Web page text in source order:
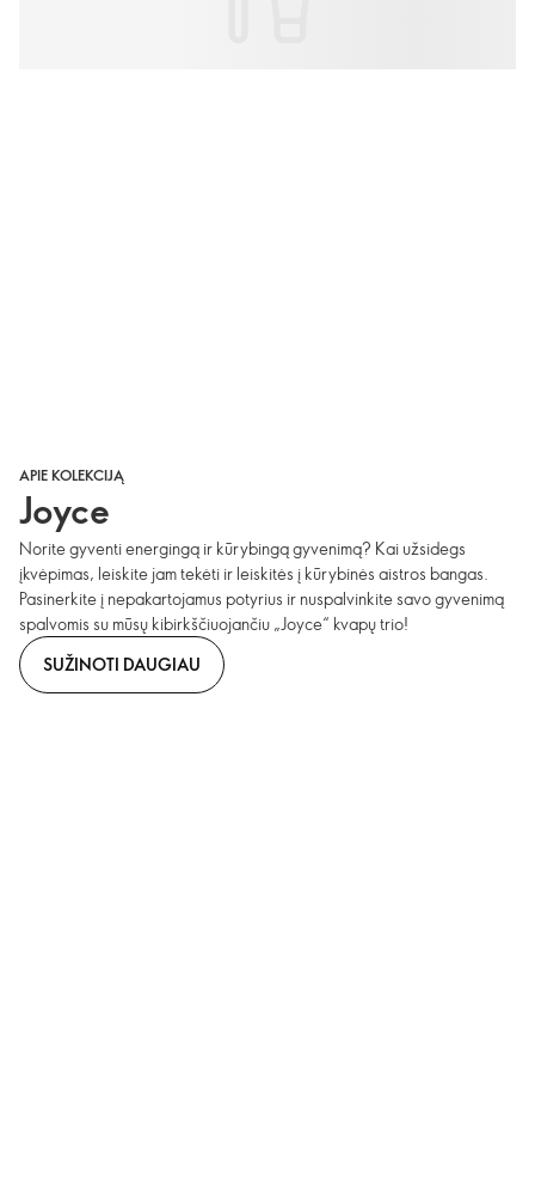
APIE KOLEKCIJĄ
Joyce
Norite gyventi energingą ir kūrybingą gyvenimą? Kai užsidegs
įkvėpimas, leiskite jam tekėti ir leiskitės į kūrybinės aistros bangas.
Pasinerkite į nepakartojamus potyrius ir nuspalvinkite savo gyvenimą
spalvomis su mūsų kibirkščiuojančiu „Joyce“ kvapų trio!
SUŽINOTI DAUGIAU